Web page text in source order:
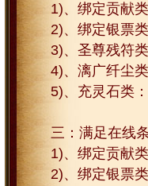
1)、绑定贡献
2)、绑定银票
3)、圣尊残符
4)、漓广纤尘
5)、充灵石类
三：满足在线
1)、绑定贡献
2)、绑定银票